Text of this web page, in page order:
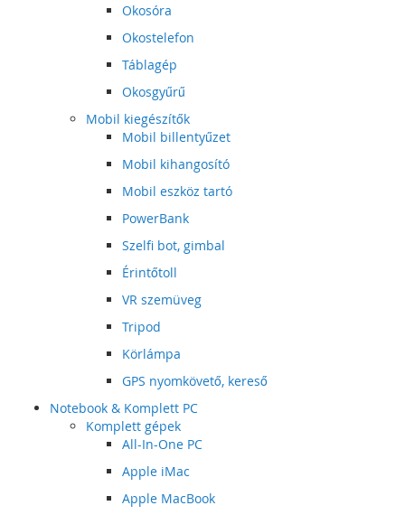
Okosóra
Okostelefon
Táblagép
Okosgyűrű
Mobil kiegészítők
Mobil billentyűzet
Mobil kihangosító
Mobil eszköz tartó
PowerBank
Szelfi bot, gimbal
Érintőtoll
VR szemüveg
Tripod
Körlámpa
GPS nyomkövető, kereső
Notebook & Komplett PC
Komplett gépek
All-In-One PC
Apple iMac
Apple MacBook